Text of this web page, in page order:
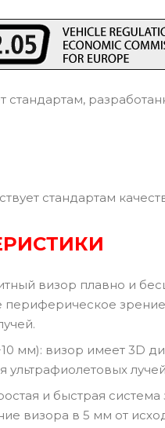
стандартам,
стандартам
визор плавно и
мм): визор имеет 3D
ультрафиолетовых
и быстрая
визора в 5 мм от